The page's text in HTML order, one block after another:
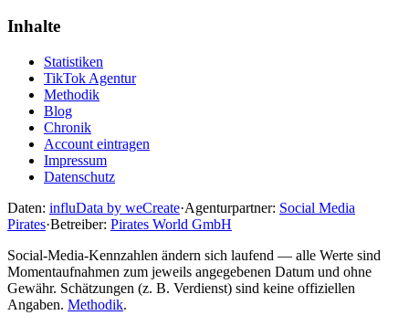
Inhalte
Statistiken
TikTok Agentur
Methodik
Blog
Chronik
Account eintragen
Impressum
Datenschutz
Daten: influData by weCreate·Agenturpartner: Social Media
Pirates·Betreiber: Pirates World GmbH
Social-Media-Kennzahlen ändern sich laufend — alle Werte sind
Momentaufnahmen zum jeweils angegebenen Datum und ohne
Gewähr. Schätzungen (z. B. Verdienst) sind keine offiziellen
Angaben. Methodik.